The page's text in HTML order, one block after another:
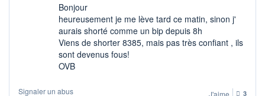
Bonjour
heureusement je me lève tard ce matin, sinon j'
aurais shorté comme un bip depuis 8h
Viens de shorter 8385, mais pas très confiant , ils
sont devenus fous!
OVB
Signaler un abus J'aime 3